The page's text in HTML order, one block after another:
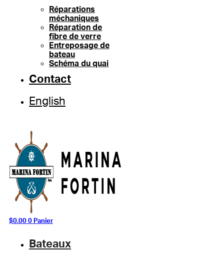
Réparations
méchaniques
Réparation de
fibre de verre
Entreposage de
bateau
Schéma du quai
Contact
English
$0.00 0 Panier
Bateaux